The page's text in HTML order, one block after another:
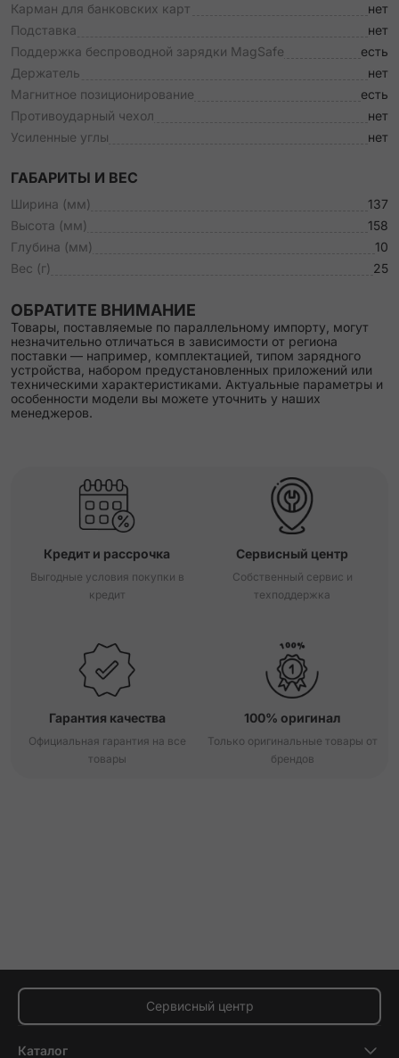
Карман для банковских карт
нет
Подставка
нет
Поддержка беспроводной зарядки MagSafe
есть
Держатель
нет
Магнитное позиционирование
есть
Противоударный чехол
нет
Усиленные углы
нет
ГАБАРИТЫ И ВЕС
Ширина (мм)
137
Высота (мм)
158
Глубина (мм)
10
Вес (г)
25
ОБРАТИТЕ ВНИМАНИЕ
Товары, поставляемые по параллельному импорту, могут
незначительно отличаться в зависимости от региона
поставки — например, комплектацией, типом зарядного
устройства, набором предустановленных приложений или
техническими характеристиками. Актуальные параметры и
особенности модели вы можете уточнить у наших
менеджеров.
Кредит и рассрочка
Выгодные условия покупки в
кредит
Сервисный центр
Собственный сервис и
техподдержка
Гарантия качества
Официальная гарантия на все
товары
100% оригинал
Только оригинальные товары от
брендов
Сервисный центр
Каталог